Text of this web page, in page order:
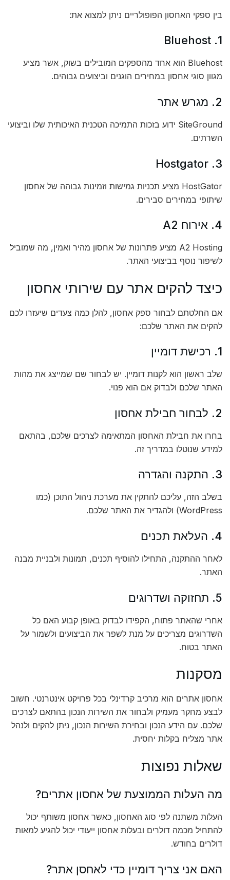
בין ספקי האחסון הפופולריים ניתן למצוא את:
1. Bluehost
Bluehost הוא אחד מהספקים המובילים בשוק, אשר מציע
מגוון סוגי אחסון במחירים הוגנים וביצועים גבוהים.
2. מגרש אתר
SiteGround ידוע בזכות התמיכה הטכנית האיכותית שלו וביצועי
השרתים.
3. Hostgator
HostGator מציע תכניות גמישות וזמינות גבוהה של אחסון
שיתופי במחירים סבירים.
4. אירוח A2
A2 Hosting מציע פתרונות של אחסון מהיר ואמין, מה שמוביל
לשיפור נוסף בביצועי האתר.
כיצד להקים אתר עם שירותי אחסון
אם החלטתם לבחור ספק אחסון, להלן כמה צעדים שיעזרו לכם
להקים את האתר שלכם:
1. רכישת דומיין
שלב ראשון הוא לקנות דומיין. יש לבחור שם שמייצג את מהות
האתר שלכם ולבדוק אם הוא פנוי.
2. לבחור חבילת אחסון
בחרו את חבילת האחסון המתאימה לצרכים שלכם, בהתאם
למידע שנוטלו במדריך זה.
3. התקנה והגדרה
בשלב הזה, עליכם להתקין את מערכת ניהול התוכן (כמו
WordPress) ולהגדיר את האתר שלכם.
4. העלאת תכנים
לאחר ההתקנה, התחילו להוסיף תכנים, תמונות ולבניית מבנה
האתר.
5. תחזוקה ושדרוגים
אחרי שהאתר פתוח, הקפידו לבדוק באופן קבוע האם כל
השדרוגים מצריכים על מנת לשפר את הביצועים ולשמור על
האתר בטוח.
מסקנות
אחסון אתרים הוא מרכיב קרדינלי בכל פרויקט אינטרנטי. חשוב
לבצע מחקר מעמיק ולבחור את השירות הנכון בהתאם לצרכים
שלכם. עם הידע הנכון ובחירת השירות הנכון, ניתן להקים ולנהל
אתר מצליח בקלות יחסית.
שאלות נפוצות
מה העלות הממוצעת של אחסון אתרים?
העלות משתנה לפי סוג האחסון, כאשר אחסון משותף יכול
להתחיל מכמה דולרים ובעלות אחסון ייעודי יכול להגיע למאות
דולרים בחודש.
האם אני צריך דומיין כדי לאחסן אתר?